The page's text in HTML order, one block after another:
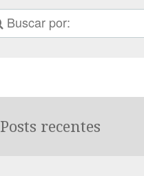
Posts recentes